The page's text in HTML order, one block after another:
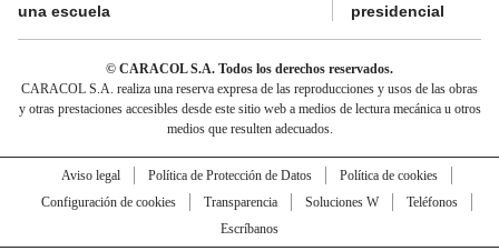
una escuela
presidencial
© CARACOL S.A. Todos los derechos reservados.
CARACOL S.A. realiza una reserva expresa de las reproducciones y usos de las obras
y otras prestaciones accesibles desde este sitio web a medios de lectura mecánica u otros
medios que resulten adecuados.
Aviso legal Política de Protección de Datos
Política de cookies
Configuración de cookies
Transparencia Soluciones W
Teléfonos
Escríbanos